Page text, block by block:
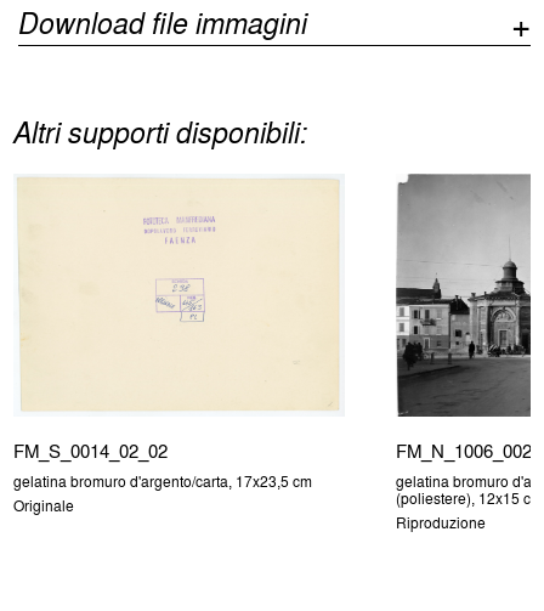
Download file immagini
Altri supporti disponibili:
FM_S_0014_02_02
gelatina bromuro d'argento/carta, 17x23,5 cm
Originale
FM_N_1006_002
gelatina bromuro
(poliestere), 12x15 cm
Riproduzione